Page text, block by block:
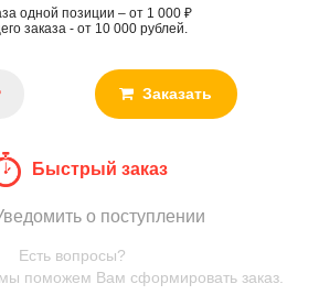
одной позиции – от 1 000 ₽
заказа - от 10 000 рублей.
Заказать
Быстрый заказ
о поступлении
Есть вопросы?
поможем Вам сформировать заказ.